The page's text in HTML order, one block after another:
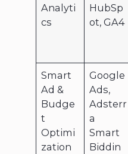
Analyti
cs
HubSp
ot, GA4
Smart
Ad &
Budge
t
Optimi
zation
Google
Ads,
Adsterr
a
Smart
Biddin